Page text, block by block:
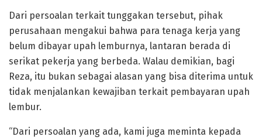
Dari persoalan terkait tunggakan tersebut, pihak
perusahaan mengakui bahwa para tenaga kerja yang
belum dibayar upah lemburnya, lantaran berada di
serikat pekerja yang berbeda. Walau demikian, bagi
Reza, itu bukan sebagai alasan yang bisa diterima untuk
tidak menjalankan kewajiban terkait pembayaran upah
lembur.
“Dari persoalan yang ada, kami juga meminta kepada